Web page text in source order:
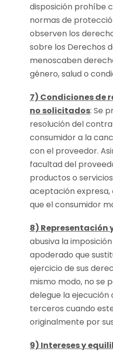
disposición prohíbe
normas de
observen los
sobre los Derechos
menoscaben
género, salud o
7) Condiciones de
no solicitados: Se
resolución del
consumidor a la
con el proveedor.
facultad del
productos o
aceptación
que el consumidor
8) Representación
abusiva la
apoderado que
ejercicio de sus
mismo modo, no se
delegue la ejecución
terceros cuando
originalmente por
9) Intereses y